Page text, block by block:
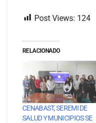
Post Views: 124
RELACIONADO
CENABAST, SEREMI DE
SALUD Y MUNICIPIOS SE